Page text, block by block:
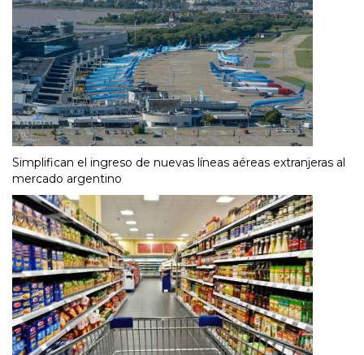
Simplifican el ingreso de nuevas líneas aéreas extranjeras al
mercado argentino